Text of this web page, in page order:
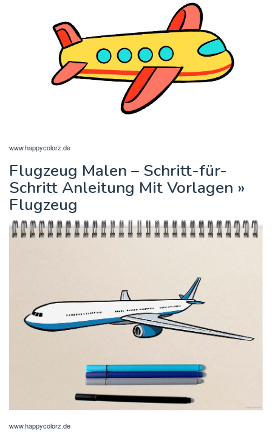
www.happycolorz.de
Flugzeug Malen – Schritt-für-
Schritt Anleitung Mit Vorlagen »
Flugzeug
www.happycolorz.de